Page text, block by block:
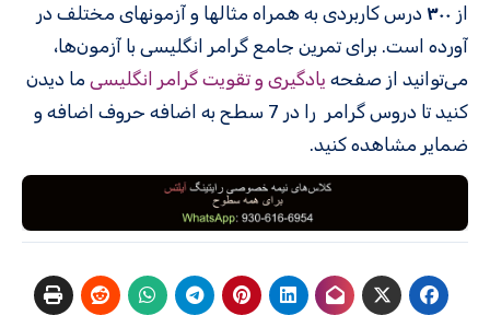
از ۳۰۰ درس کاربردی به همراه مثالها و آزمونهای مختلف در
آورده است. برای تمرین جامع گرامر انگلیسی با آزمون‌ها،
می‌توانید از صفحه یادگیری و تقویت گرامر انگلیسی ما دیدن
کنید تا دروس گرامر را در 7 سطح به اضافه حروف اضافه و
ضمایر مشاهده کنید.